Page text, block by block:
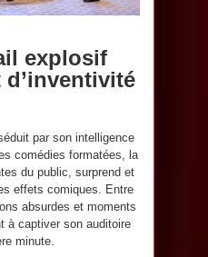
explosif
d’inventivité
par son intelligence
comédies formatées, la
du public, surprend et
effets comiques. Entre
absurdes et moments
à captiver son auditoire
minute.